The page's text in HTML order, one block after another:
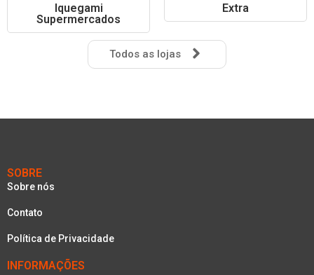
Iquegami
Supermercados
Extra
Todos as lojas
SOBRE
Sobre nós
Contato
Política de Privacidade
INFORMAÇÕES